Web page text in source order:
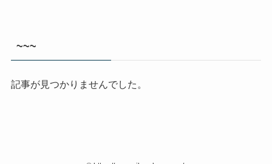
~~~
記事が見つかりませんでした。